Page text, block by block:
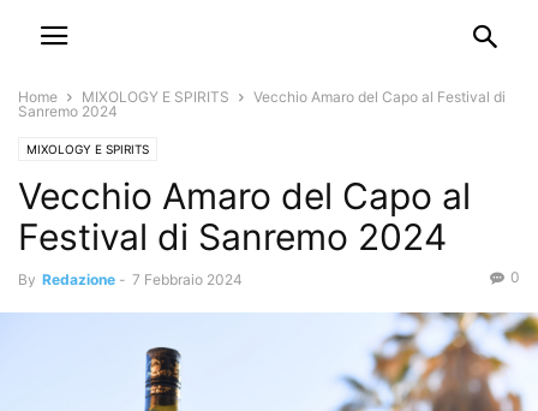
Home MIXOLOGY E SPIRITS
Vecchio Amaro del Capo al Festival di
Sanremo 2024
MIXOLOGY E SPIRITS
Vecchio Amaro del Capo al
Festival di Sanremo 2024
By Redazione - 7 Febbraio 2024 0